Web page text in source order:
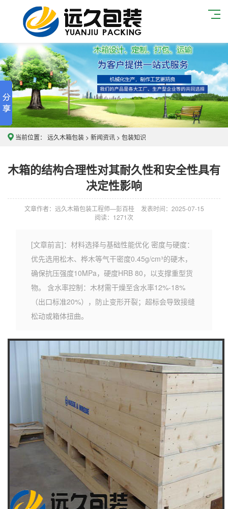
当前位置： 远久木箱包装 > 新闻资讯 > 包装知识
木箱的结构合理性对其耐久性和安全性具有
决定性影响
文章作者：远久木箱包装工程师—彭百桂
发表时间：2025-07-15
阅读： 1271次
[文章前言]：材料选择与基础性能优化 密度与硬度‌：
优先选用松木、桦木等气干密度0.45g/cm³的硬木，
确保抗压强度10MPa，硬度HRB 80，以支撑重型货
物‌。 含水率控制‌：木材需干燥至含水率12%-18%
（出口标准20%），防止变形开裂；超标会导致接缝
松动或箱体扭曲‌。